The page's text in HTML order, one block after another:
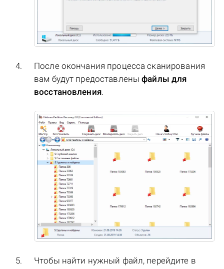
После окончания процесса сканирования
вам будут предоставленыфайлы для
восстановления.
Чтобы найти нужный файл, перейдите в